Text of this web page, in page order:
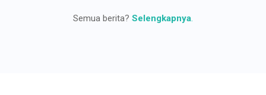
Semua berita? Selengkapnya